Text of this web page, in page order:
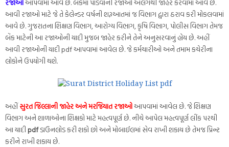
રજાઓઆપવામાં આવે છે. બેંકમાં પાડવાની રજાઓ અલગથી જાહેર કરવામાં આવે છે.
આવી રજાઓ માટે જે તે કેલેન્ડર વર્ષની શરૂઆતમાં જ વિભાગ દ્વારા ઠરાવ કરી મોકલવામાં
આવે છે. ગુજરાતના શિક્ષણ વિભાગ, આરોગ્ય વિભાગ, કૃષિ વિભાગ, પોલીસ વિભાગ તેમજ
બેંક માટેની આ રજાઓની યાદી મુજબ જાહેર કરીને તેને અનુસરવાનું હોય છે. અહીં
આવી રજાઓની યાદી pdf આપવામાં આવેલ છે. જે કર્મચારીઓ અને તમામ કચેરીના
લોકોને ઉપયોગી થશે.
અહીંસુરત જિલ્લાની જાહેર અને મરજિયાત રજાઓઆપવામાં આવેલ છે. જે શિક્ષણ
વિભાગ અને શાળાઓના શિક્ષકો માટે મહત્વપૂર્ણ છે. નીચે આપેલ મહત્વપૂર્ણ લીંક પરથી
આ યાદીpdfડાઉનલોડ કરી શકો છો અને મોબાઈલમાં સેવ રાખી શકાય છે તેમજ પ્રિન્ટ
કરીને રાખી શકાય છે.